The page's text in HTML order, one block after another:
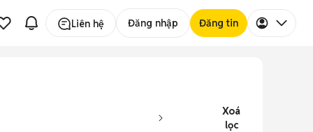
Liên hệ Đăng nhập Đăng tin
Xoá
lọc